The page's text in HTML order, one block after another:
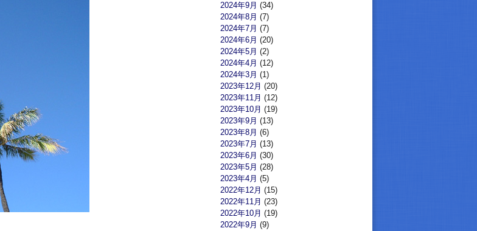
2024年9月 (34)
2024年8月 (7)
2024年7月 (7)
2024年6月 (20)
2024年5月 (2)
2024年4月 (12)
2024年3月 (1)
2023年12月 (20)
2023年11月 (12)
2023年10月 (19)
2023年9月 (13)
2023年8月 (6)
2023年7月 (13)
2023年6月 (30)
2023年5月 (28)
2023年4月 (5)
2022年12月 (15)
2022年11月 (23)
2022年10月 (19)
2022年9月 (9)